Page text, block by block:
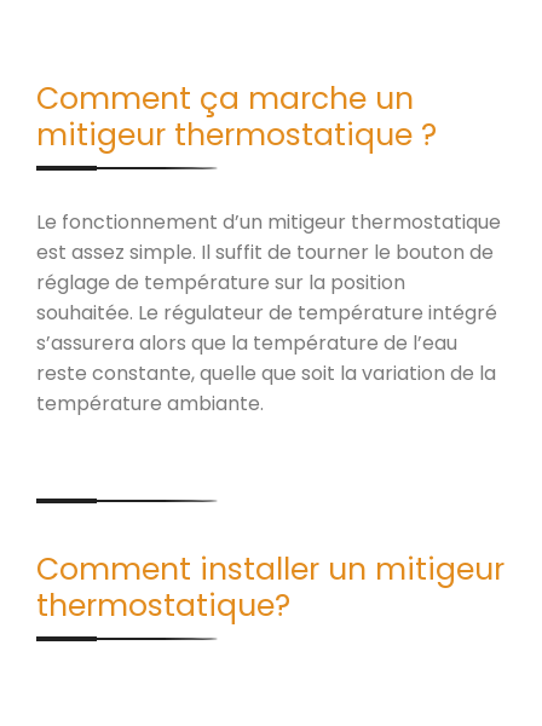
Comment ça marche un
mitigeur thermostatique ?
Le fonctionnement d’un mitigeur thermostatique
est assez simple. Il suffit de tourner le bouton de
réglage de température sur la position
souhaitée. Le régulateur de température intégré
s’assurera alors que la température de l’eau
reste constante, quelle que soit la variation de la
température ambiante.
Comment installer un mitigeur
thermostatique?